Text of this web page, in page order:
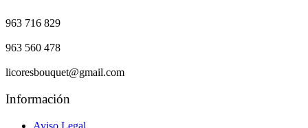
963 716 829
963 560 478
licoresbouquet@gmail.com
Información
Aviso Legal